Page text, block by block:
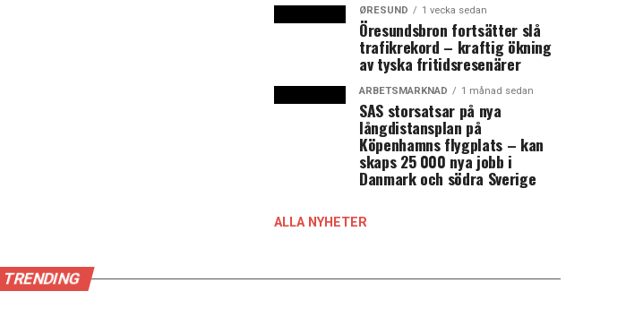
ØRESUND 1 vecka sedan
Öresundsbron fortsätter slå
trafikrekord – kraftig ökning
av tyska fritidsresenärer
ARBETSMARKNAD 1 månad sedan
SAS storsatsar på nya
långdistansplan på
Köpenhamns flygplats – kan
skaps 25 000 nya jobb i
Danmark och södra Sverige
ALLA NYHETER
TRENDING